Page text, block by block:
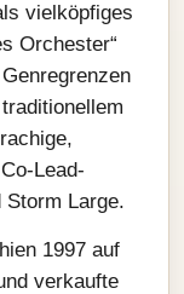
vielköpfiges
Orchester“
Lead-
Storm Large.
1997 auf
verkaufte